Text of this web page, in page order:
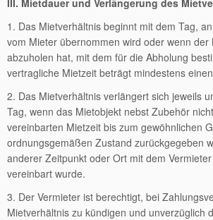
III. Mietdauer und Verlängerung des
1. Das Mietverhältnis beginnt mit dem Tag,
vom Mieter übernommen wird oder wenn der
abzuholen hat, mit dem für die Abholung
vertragliche Mietzeit beträgt mindestens
2. Das Mietverhältnis verlängert sich jeweils
Tag, wenn das Mietobjekt nebst Zubehör
vereinbarten Mietzeit bis zum gewöhnlichen
ordnungsgemäßen Zustand zurückgegeben
anderer Zeitpunkt oder Ort mit dem
vereinbart wurde.
3. Der Vermieter ist berechtigt, bei
Mietverhältnis zu kündigen und unverzüglich